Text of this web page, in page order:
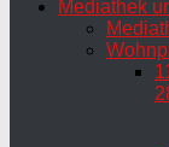
Mediathek